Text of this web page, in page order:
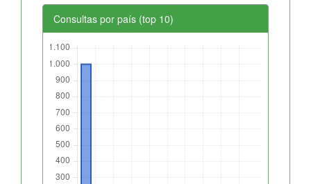
Consultas por país (top 10)